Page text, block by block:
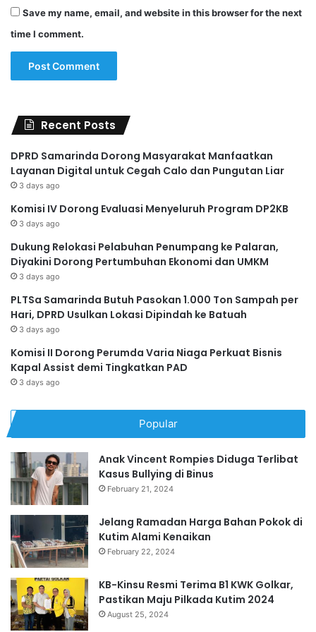
Save my name, email, and website in this browser for the next
time I comment.
Recent Posts
DPRD Samarinda Dorong Masyarakat Manfaatkan
Layanan Digital untuk Cegah Calo dan Pungutan Liar
3 days ago
Komisi IV Dorong Evaluasi Menyeluruh Program DP2KB
3 days ago
Dukung Relokasi Pelabuhan Penumpang ke Palaran,
Diyakini Dorong Pertumbuhan Ekonomi dan UMKM
3 days ago
PLTSa Samarinda Butuh Pasokan 1.000 Ton Sampah per
Hari, DPRD Usulkan Lokasi Dipindah ke Batuah
3 days ago
Komisi II Dorong Perumda Varia Niaga Perkuat Bisnis
Kapal Assist demi Tingkatkan PAD
3 days ago
Popular
Anak Vincent Rompies Diduga Terlibat
Kasus Bullying di Binus
February 21, 2024
Jelang Ramadan Harga Bahan Pokok di
Kutim Alami Kenaikan
February 22, 2024
KB-Kinsu Resmi Terima B1 KWK Golkar,
Pastikan Maju Pilkada Kutim 2024
August 25, 2024